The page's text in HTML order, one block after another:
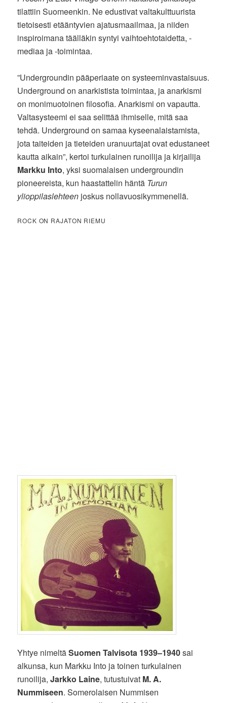
tilattiin Suomeenkin. Ne edustivat valtakulttuurista
tietoisesti etääntyvien ajatusmaailmaa, ja niiden
inspiroimana täälläkin syntyi vaihtoehtotaidetta, -
mediaa ja -toimintaa.
”Undergroundin pääperiaate on systeeminvastaisuus.
Underground on anarkistista toimintaa, ja anarkismi
on monimuotoinen filosofia. Anarkismi on vapautta.
Valtasysteemi ei saa selittää ihmiselle, mitä saa
tehdä. Underground on samaa kyseenalaistamista,
jota taiteiden ja tieteiden uranuurtajat ovat edustaneet
kautta aikain”, kertoi turkulainen runoilija ja kirjailija
Markku Into, yksi suomalaisen undergroundin
pioneereista, kun haastattelin häntä Turun
ylioppilaslehteen joskus nollavuosikymmenellä.
ROCK ON RAJATON RIEMU
Yhtye nimeltäSuomen Talvisota 1939–1940sai
alkunsa, kun Markku Into ja toinen turkulainen
runoilija,Jarkko Laine, tutustuivat M. A.
Nummiseen. Somerolaisen Nummisen